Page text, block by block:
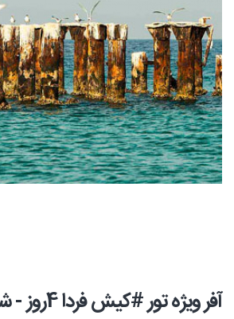
آفر ویژه